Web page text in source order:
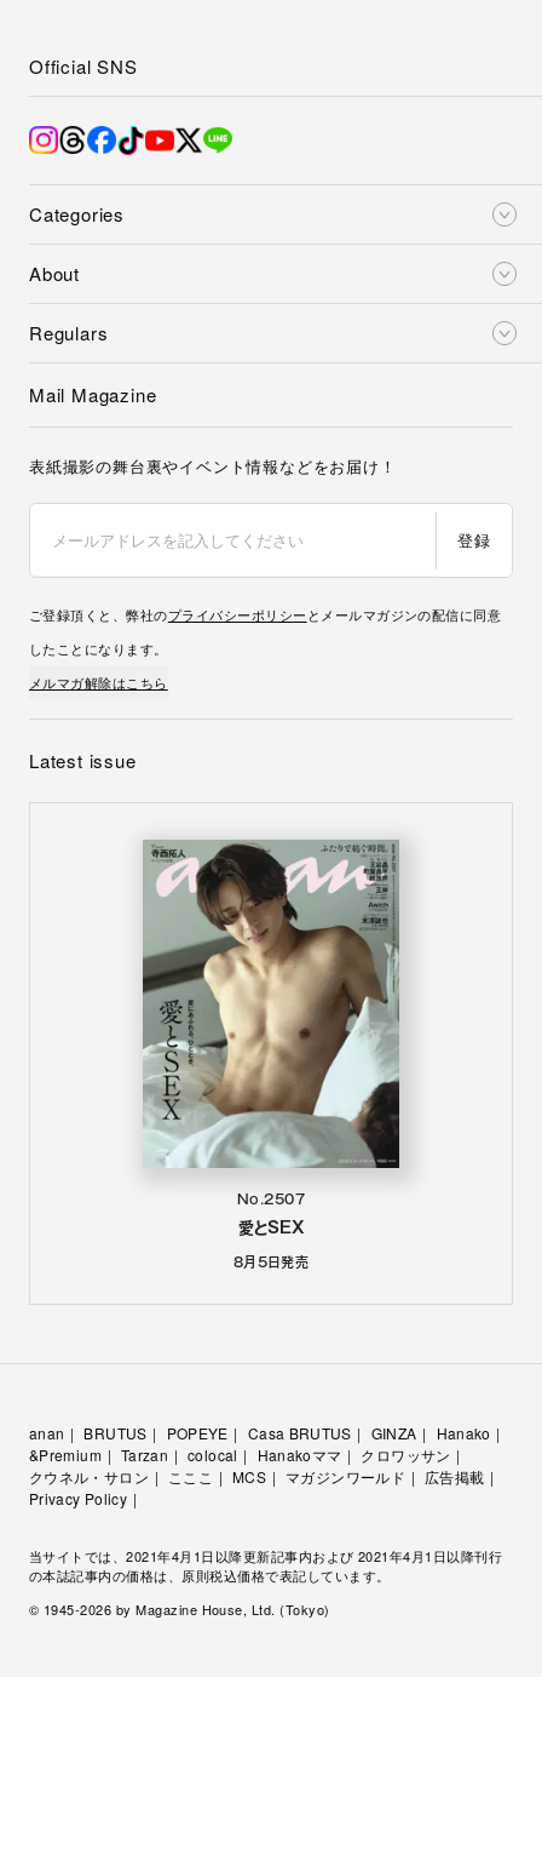
Categories
About
Regulars
Official SNS
Mail Magazine
表紙撮影の舞台裏やイベント情報などをお届け！
登録
ご登録頂くと、弊社のプライバシーポリシー とメールマガジンの配信に同意
したことになります。
メルマガ解除はこちら
Latest issue
No.2507
愛とSEX
8月5日発売
anan BRUTUS POPEYE Casa BRUTUS GINZA
Hanako
&Premium
Tarzan colocal Hanakoママ
クロワッサン
クウネル・サロン
こここ MCS マガジンワールド
広告掲載
Privacy Policy
当サイトでは、2021年4月1日以降更新記事内および 2021年4月1日以降刊行
の本誌記事内の価格は、原則税込価格で表記しています。
© 1945-2026 by Magazine House, Ltd. (Tokyo)